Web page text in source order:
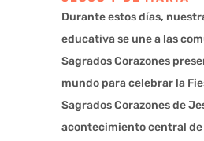
Durante estos días,
educativa se une a las
Sagrados Corazones
mundo para celebrar la
Sagrados Corazones de
acontecimiento central